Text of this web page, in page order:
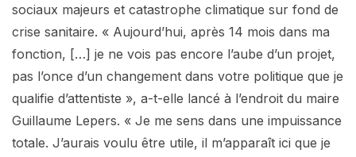
sociaux majeurs et catastrophe climatique sur fond de
crise sanitaire. « Aujourd’hui, après 14 mois dans ma
fonction, […] je ne vois pas encore l’aube d’un projet,
pas l’once d’un changement dans votre politique que je
qualifie d’attentiste », a-t-elle lancé à l’endroit du maire
Guillaume Lepers. « Je me sens dans une impuissance
totale. J’aurais voulu être utile, il m’apparaît ici que je